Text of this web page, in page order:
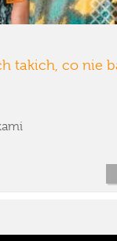
takich, co nie